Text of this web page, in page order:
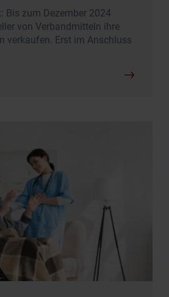
Bis zum Dezember 2024
von Verbandmitteln ihre
verkaufen. Erst im Anschluss